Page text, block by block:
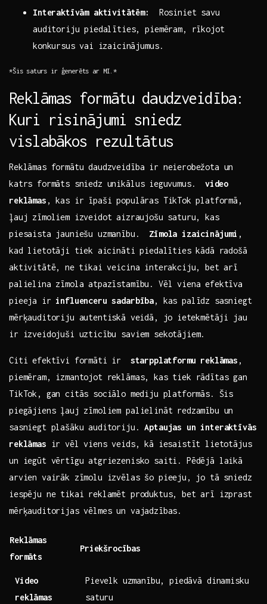
Interaktīvām aktivitātēm:
‌ Rosiniet savu
auditoriju‌ piedalīties, piemēram, rīkojot
‍konkursus vai⁤ izaicinājumus.
*Šis saturs ir ģenerēts ar⁢ MI.*
Reklāmas formātu daudzveidība:
Kuri‍ risinājumi sniedz
vislabākos rezultātus
Reklāmas formātu daudzveidība ir neierobežota un
katrs formāts sniedz unikālus ⁣ieguvumus. ⁢ video
‌reklāmas , kas ir īpaši populāras TikTok⁤ platformā,
ļauj zīmoliem izveidot⁤ aizraujošu‌ saturu, kas
piesaista jauniešu‍ uzmanību. ‌ Zīmola izaicinājumi ,
kad lietotāji ⁤tiek aicināti piedalīties ‍kādā radošā
aktivitātē, ‌ne ⁣tikai veicina interakciju, bet⁢ arī
palielina zīmola atpazīstamību. Vēl viena efektīva
pieeja ir influenceru sadarbība, kas palīdz ⁢sasniegt
mērķauditoriju autentiskā⁢ veidā, jo⁤ ietekmētāji jau
ir izveidojuši uzticību saviem sekotājiem.
Citi efektīvi formāti ir ⁤ starpplatformu reklāmas ,
piemēram, izmantojot reklāmas, kas tiek rādītas gan
TikTok, gan citās sociālo⁢ mediju platformās.‍ Šis
piegājiens ‌ļauj zīmoliem palielināt redzamību un
sasniegt ‍plašāku auditoriju.Aptaujas un interaktīvās
reklāmas ir vēl viens veids, kā⁣ iesaistīt lietotājus
un iegūt vērtīgu atgriezenisko saiti. Pēdējā laikā
arvien vairāk zīmolu izvēlas šo pieeju, ⁢jo ‌tā sniedz
iespēju ne tikai reklamēt‌ produktus, bet arī izprast
mērķauditorijas vēlmes un vajadzības.
Reklāmas⁣
formāts
Priekšrocības
Video
reklāmas
Pievelk uzmanību, piedāvā dinamisku
saturu